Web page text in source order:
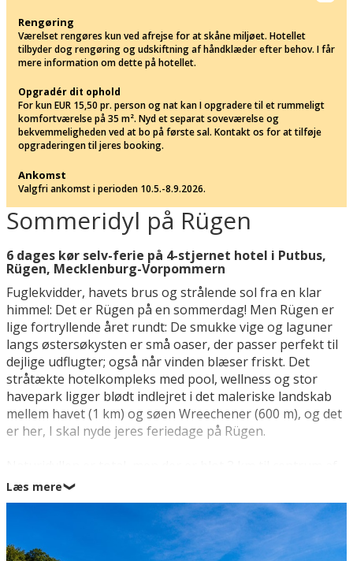
Sommeridyl på Rügen
6 dages kør selv-ferie på 4-stjernet hotel i Putbus,
Rügen, Mecklenburg-Vorpommern
Fuglekvidder, havets brus og strålende sol fra en klar
himmel: Det er Rügen på en sommerdag! Men Rügen er
lige fortryllende året rundt: De smukke vige og laguner
langs østersøkysten er små oaser, der passer perfekt til
dejlige udflugter; også når vinden blæser friskt. Det
stråtækte hotelkompleks med pool, wellness og stor
havepark ligger blødt indlejret i det maleriske landskab
mellem havet (1 km) og søen Wreechener (600 m), og det
er her, I skal nyde jeres feriedage på Rügen.
den livlige turistby Putbus med butikker, stort legeland
og en perron, hvor I kan hoppe på det historiske
damplokomotiv ”Rasende Roland”. I kan vælge, om I vil
tilbringe en miniferie eller en sommerferie på hotellet
med oplagte muligheder for at dase i solen og bade ved
Læs mere❯
Rengøring
Værelset rengøres kun ved afrejse for at skåne miljøet. Hotellet
tilbyder dog rengøring og udskiftning af håndklæder efter behov. I får
mere information om dette på hotellet.
Opgradér dit ophold
For kun EUR 15,50 pr. person og nat kan I opgradere til et rummeligt
komfortværelse på 35 m². Nyd et separat soveværelse og
bekvemmeligheden ved at bo på første sal. Kontakt os for at tilføje
opgraderingen til jeres booking.
Ankomst
Valgfri ankomst i perioden 10.5.-8.9.2026.